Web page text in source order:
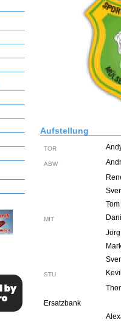
Aufstellung
TOR
ABW
MIT
STU
Ersatzbank